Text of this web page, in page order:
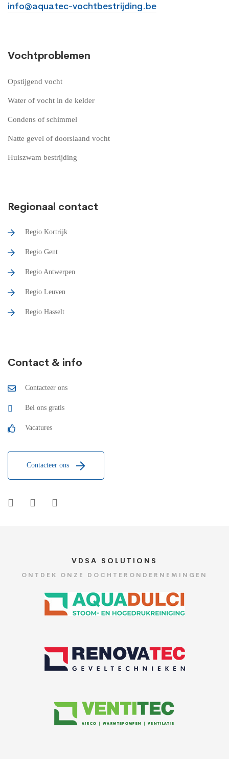
info@aquatec-vochtbestrijding.be
Vochtproblemen
Opstijgend vocht
Water of vocht in de kelder
Condens of schimmel
Natte gevel of doorslaand vocht
Huiszwam bestrijding
Regionaal contact
Regio Kortrijk
Regio Gent
Regio Antwerpen
Regio Leuven
Regio Hasselt
Contact & info
Contacteer ons
Bel ons gratis
Vacatures
Contacteer ons
VDSA SOLUTIONS
ONTDEK ONZE DOCHTERONDERNEMINGEN